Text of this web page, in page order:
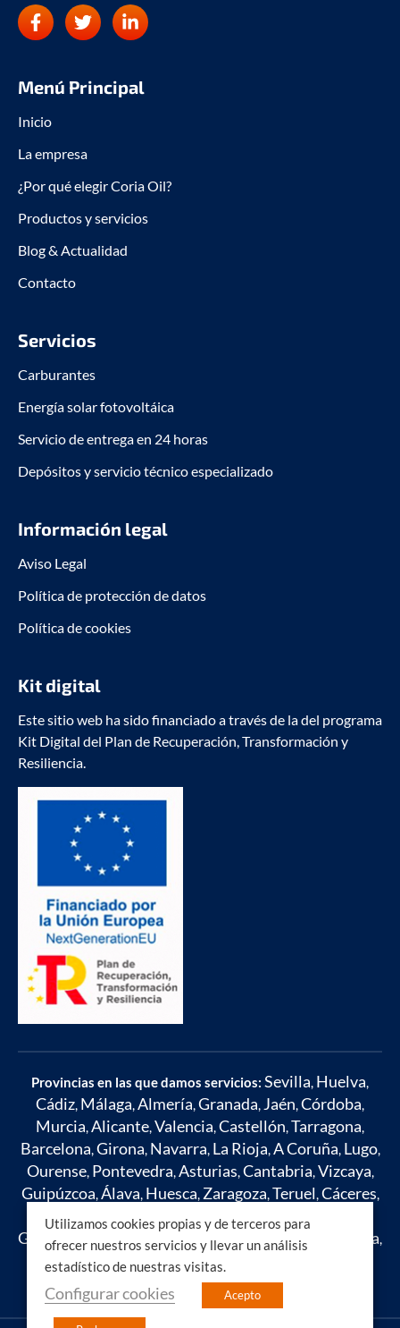
F
a
b
o
o
-
T
w
t
L
i
e
d
n
Menú Principal
Inicio
La empresa
¿Por qué elegir Coria Oil?
Productos y servicios
Blog & Actualidad
Contacto
Servicios
Carburantes
Energía solar fotovoltáica
Servicio de entrega en 24 horas
Depósitos y servicio técnico especializado
Información legal
Aviso Legal
Política de protección de datos
Política de cookies
Kit digital
Este sitio web ha sido financiado a través de la del programa
Kit Digital del Plan de Recuperación, Transformación y
Resiliencia.
Provincias en las que damos servicios: Sevilla, Huelva,
Cádiz, Málaga,Almería,Granada, Jaén,Córdoba,
Murcia,Alicante,Valencia,Castellón,Tarragona,
Barcelona,Girona, Navarra, La Rioja,A Coruña, Lugo,
Ourense, Pontevedra,Asturias,Cantabria,Vizcaya,
Guipúzcoa,Álava, Huesca, Zaragoza,Teruel,Cáceres,
Badajoz Toledo Ciudad Real
Guadalajara Madrid León Zamora Salamanca Ávila,
Segovia,Soria,Burgos ,Palencia
Mallorca,Ibiza
Utilizamos cookies propias y de terceros para
ofrecer nuestros servicios y llevar un análisis
estadístico de nuestras visitas.
Configurar cookies Acepto